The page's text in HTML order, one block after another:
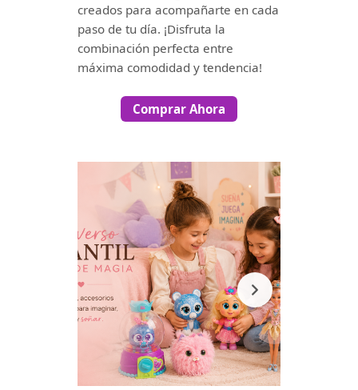
creados para acompañarte en cada
paso de tu día. ¡Disfruta la
combinación perfecta entre
máxima comodidad y tendencia!
Comprar Ahora